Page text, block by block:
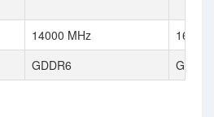
14000 MHz
1656
GDDR6